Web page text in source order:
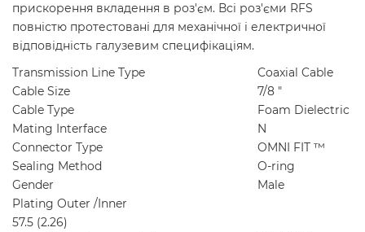
прискорення вкладення в роз'єм. Всі роз'єми RFS
повністю протестовані для механічної і електричної
відповідність галузевим специфікаціям.
Transmission Line Type
Coaxial Cable
Cable Size
7/8 "
Cable Type
Foam Dielectric
Mating Interface
N
Connector Type
OMNI FIT ™
Sealing Method
O-ring
Gender
Male
Plating Outer /Inner
57.5 (2.26)